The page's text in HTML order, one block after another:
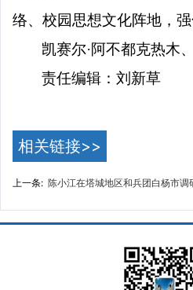
络、校园思想文化阵地，
凯赛尔·阿不都克热木
责任编辑：刘新草
相关链接>>
上一条: 陈小江在塔城地区和兵团白杨市调